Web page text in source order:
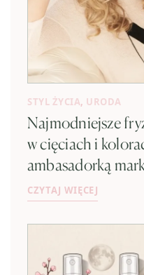
STYL ŻYCIA, URODA
Najmodniejsze
w cięciach i
ambasadorką
CZYTAJ WIĘCEJ